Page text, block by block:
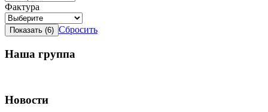
Фактура
Сбросить
Наша группа
Новости